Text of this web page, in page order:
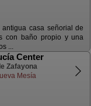
casa señorial de
con baño propio y una
...
Center
Zafayona
Mesía